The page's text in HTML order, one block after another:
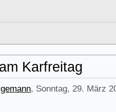
Karfreitag
, Sonntag, 29. März